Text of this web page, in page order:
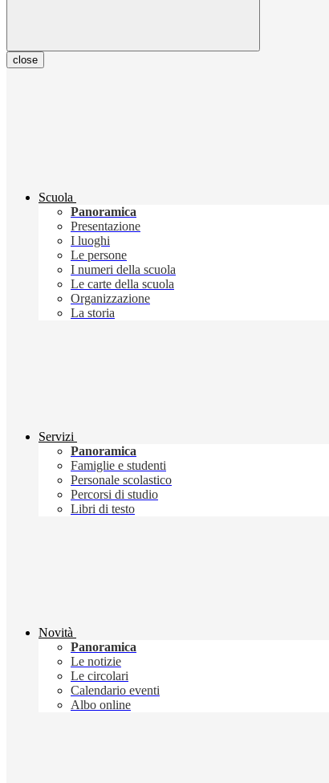
close
Scuola
Panoramica
Presentazione
I luoghi
Le persone
I numeri della scuola
Le carte della scuola
Organizzazione
La storia
Servizi
Panoramica
Famiglie e studenti
Personale scolastico
Percorsi di studio
Libri di testo
Novità
Panoramica
Le notizie
Le circolari
Calendario eventi
Albo online